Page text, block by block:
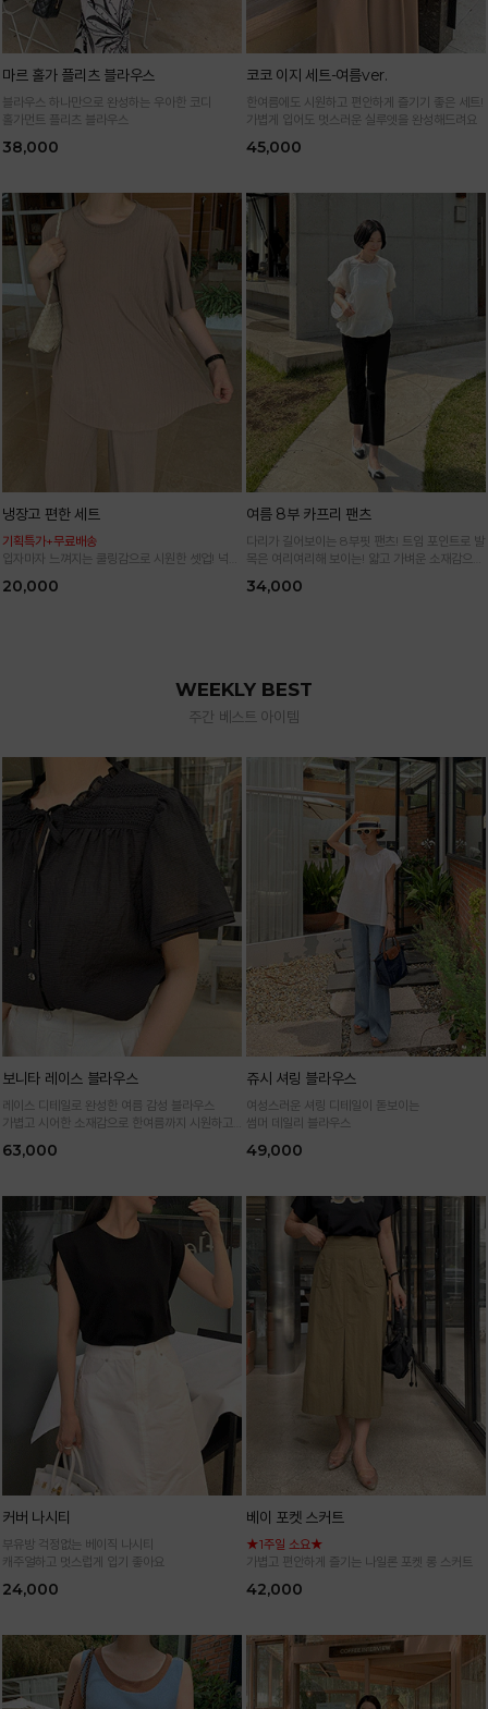
마르 홀가 플리츠 블라우스
블라우스 하나만으로 완성하는 우아한 코디
홀가먼트 플리츠 블라우스
38,000
코코 이지 세트-여름ver.
한여름에도 시원하고 편안하게 즐기기 좋은 세트!
가볍게 입어도 멋스러운 실루엣을 완성해드려요
45,000
냉장고 편한 세트
기획특가+무료배송
입자마자 느껴지는 쿨링감으로 시원한 셋업! 넉넉
20,000
여름 8부 카프리 팬츠
다리가 길어보이는 8부핏 팬츠! 트임 포인트로 발
목은 여리여리해 보이는! 얇고 가벼운 소재감으로
*블랙·주문폭주로 인한 입고지연·순차발송 진행중
34,000
WEEKLY BEST
주간 베스트 아이템
보니타 레이스 블라우스
레이스 디테일로 완성한 여름 감성 블라우스
가볍고 시어한 소재감으로 한여름까지 시원하고
63,000
쥬시 셔링 블라우스
여성스러운 셔링 디테일이 돋보이는
썸머 데일리 블라우스
49,000
커버 나시티
부유방 걱정없는 베이직 나시티
캐주얼하고 멋스럽게 입기 좋아요
24,000
베이 포켓 스커트
★1주일 소요★
가볍고 편안하게 즐기는 나일론 포켓 롱 스커트
42,000